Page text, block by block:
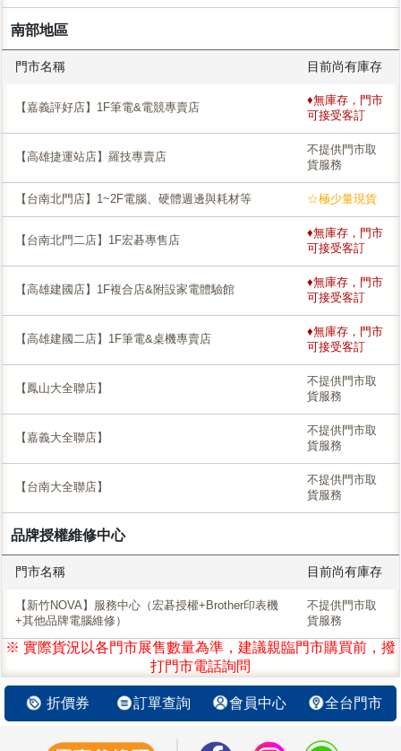
南部地區
門市名稱 目前尚有庫存
【嘉義評好店】1F筆電&電競專賣店
♦無庫存，門市
可接受客訂
【高雄捷運站店】羅技專賣店
不提供門市取
貨服務
【台南北門店】1~2F電腦、硬體週邊與耗材等 ☆極少量現貨
【台南北門二店】1F宏碁專售店
♦無庫存，門市
可接受客訂
【高雄建國店】1F複合店&附設家電體驗館
♦無庫存，門市
可接受客訂
【高雄建國二店】1F筆電&桌機專賣店
♦無庫存，門市
可接受客訂
【鳳山大全聯店】
不提供門市取
貨服務
【嘉義大全聯店】
不提供門市取
貨服務
【台南大全聯店】
不提供門市取
貨服務
品牌授權維修中心
門市名稱 目前尚有庫存
【新竹NOVA】服務中心（宏碁授權+Brother印表機
+其他品牌電腦維修）
不提供門市取
貨服務
※ 實際貨況以各門市展售數量為準，建議親臨門市購買前，撥
打門市電話詢問
折價券 訂單查詢 會員中心 全台門市